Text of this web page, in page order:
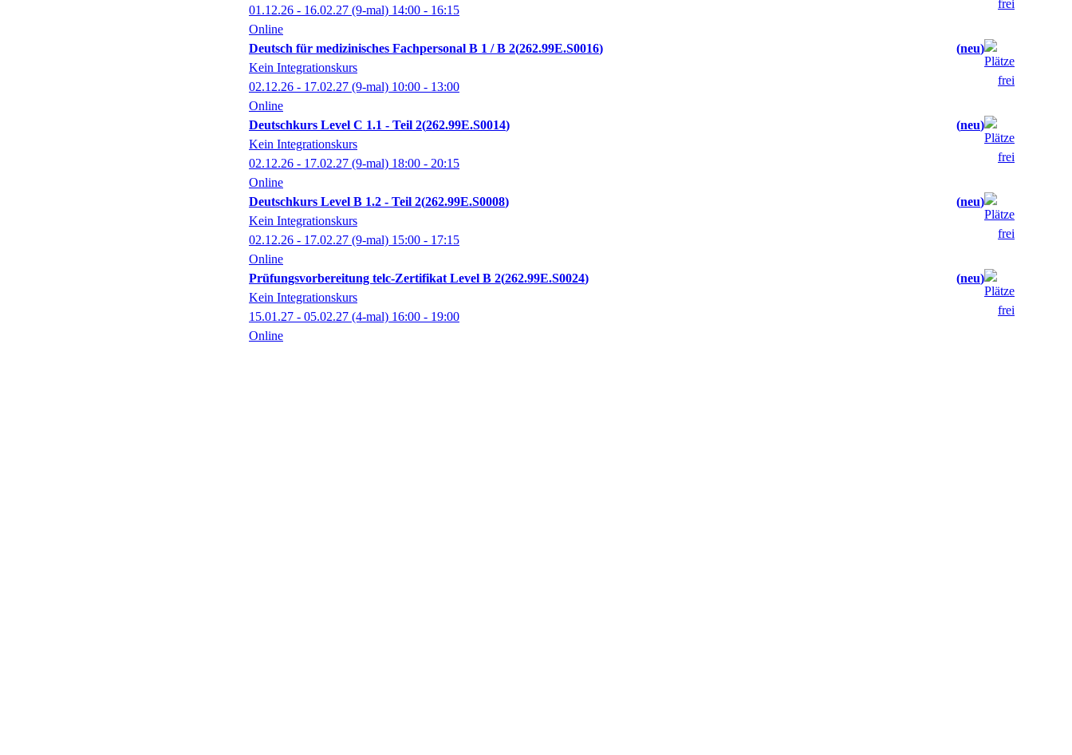
01.12.26 - 16.02.27 (9-mal) 14:00 - 16:15
Online
Deutsch für medizinisches Fachpersonal B 1 / B 2 262.99E.S0016
neu
Kein Integrationskurs
02.12.26 - 17.02.27 (9-mal) 10:00 - 13:00
Online
Deutschkurs Level C 1.1 - Teil 2 262.99E.S0014
neu
Kein Integrationskurs
02.12.26 - 17.02.27 (9-mal) 18:00 - 20:15
Online
Deutschkurs Level B 1.2 - Teil 2 262.99E.S0008
neu
Kein Integrationskurs
02.12.26 - 17.02.27 (9-mal) 15:00 - 17:15
Online
Prüfungsvorbereitung telc-Zertifikat Level B 2 262.99E.S0024
neu
Kein Integrationskurs
15.01.27 - 05.02.27 (4-mal) 16:00 - 19:00
Online